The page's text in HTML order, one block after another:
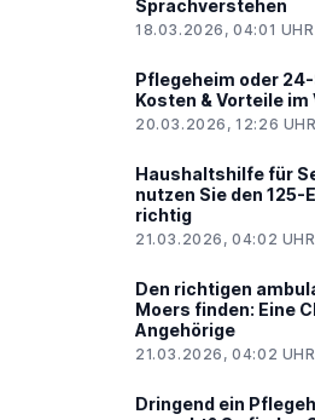
Sprachverstehen
18.03.2026, 04:01 UHR
Pflegeheim oder
Kosten & Vorteile
20.03.2026, 12:26 UHR
Haushaltshilfe für
nutzen Sie den
richtig
21.03.2026, 04:02 UHR
Den richtigen
Moers finden: Eine
Angehörige
21.03.2026, 04:02 UHR
Dringend ein